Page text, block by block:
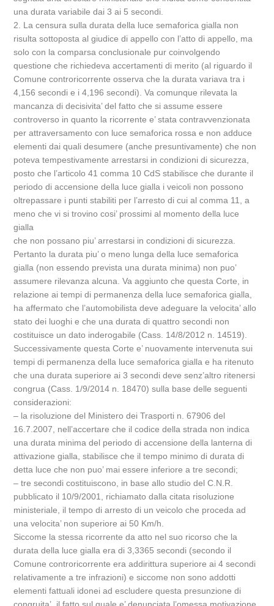
una durata variabile dai 3 ai 5 secondi.
2. La censura sulla durata della luce semaforica gialla non
risulta sottoposta al giudice di appello con l’atto di appello, ma
solo con la comparsa conclusionale pur coinvolgendo
questione che richiedeva accertamenti di merito (al riguardo il
Comune controricorrente osserva che la durata variava tra i
4,156 secondi e i 4,196 secondi). Va comunque rilevata la
mancanza di decisivita’ del fatto che si assume essere
controverso in quanto la ricorrente e’ stata contravvenzionata
per attraversamento con luce semaforica rossa e non adduce
elementi dai quali desumere (anche presuntivamente) che non
poteva tempestivamente arrestarsi in condizioni di sicurezza,
posto che l’articolo 41 comma 10 CdS stabilisce che durante il
periodo di accensione della luce gialla i veicoli non possono
oltrepassare i punti stabiliti per l’arresto di cui al comma 11, a
meno che vi si trovino cosi’ prossimi al momento della luce
gialla
che non possano piu’ arrestarsi in condizioni di sicurezza.
Pertanto la durata piu’ o meno lunga della luce semaforica
gialla (non essendo prevista una durata minima) non puo’
assumere rilevanza alcuna. Va aggiunto che questa Corte, in
relazione ai tempi di permanenza della luce semaforica gialla,
ha affermato che l’automobilista deve adeguare la velocita’ allo
stato dei luoghi e che una durata di quattro secondi non
costituisce un dato inderogabile (Cass. 14/8/2012 n. 14519).
Successivamente questa Corte e’ nuovamente intervenuta sui
tempi di permanenza della luce semaforica gialla e ha ritenuto
che una durata superiore ai 3 secondi deve senz’altro ritenersi
congrua (Cass. 1/9/2014 n. 18470) sulla base delle seguenti
considerazioni:
– la risoluzione del Ministero dei Trasporti n. 67906 del
16.7.2007, nell’accertare che il codice della strada non indica
una durata minima del periodo di accensione della lanterna di
attivazione gialla, stabilisce che il tempo minimo di durata di
detta luce che non puo’ mai essere inferiore a tre secondi;
– tre secondi costituiscono, in base allo studio del C.N.R.
pubblicato il 10/9/2001, richiamato dalla citata risoluzione
ministeriale, il tempo di arresto di un veicolo che proceda ad
una velocita’ non superiore ai 50 Km/h.
Siccome la stessa ricorrente da atto nel suo ricorso che la
durata della luce gialla era di 3,3365 secondi (secondo il
Comune controricorrente era addirittura superiore ai 4 secondi
relativamente a tre infrazioni) e siccome non sono addotti
elementi fattuali idonei ad escludere questa presunzione di